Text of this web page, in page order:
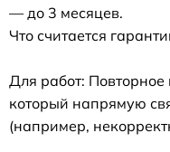
— до 3 месяцев.
Что считается
Для работ: Повторное
который напрямую
(например,